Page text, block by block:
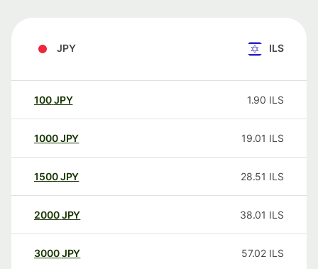
JPY ILS
100JPY 1.90 ILS
1000JPY 19.01 ILS
1500JPY 28.51 ILS
2000JPY 38.01 ILS
3000JPY 57.02 ILS